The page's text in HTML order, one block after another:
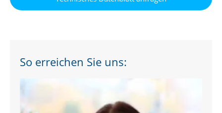
So erreichen Sie uns: